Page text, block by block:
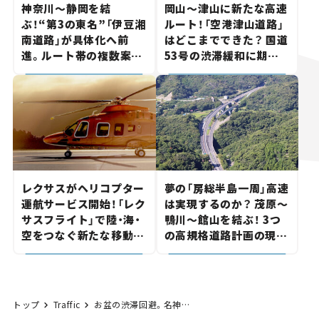
神奈川～静岡を結
ぶ！“第3の東名”「伊豆湘
南道路」が具体化へ前
進。ルート帯の複数案検
討へ。熱海まで信号ゼロ
が実現？ 【いま気になる
道路計画】
岡山～津山に新たな高速
ルート！「空港津山道路」
はどこまでできた？ 国道
53号の渋滞緩和に期待。
岡山市側でも動きが【い
ま気になる道路計画】
レクサスがヘリコプター
運航サービス開始！「レク
サスフライト」で陸・海・
空をつなぐ新たな移動体
験とは
夢の「房総半島一周」高速
は実現するのか？ 茂原～
鴨川～館山を結ぶ！ 3つ
の高規格道路計画の現
状。「館山鴨川道路」で検
トップ Traffic お盆の渋滞回避。名神高速下り8月13日の渋滞は午前中利用がオススメ